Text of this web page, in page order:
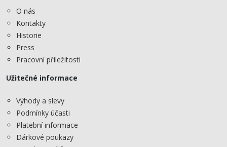
O nás
Kontakty
Historie
Press
Pracovní příležitosti
Užitečné informace
Výhody a slevy
Podmínky účasti
Platební informace
Dárkové poukazy